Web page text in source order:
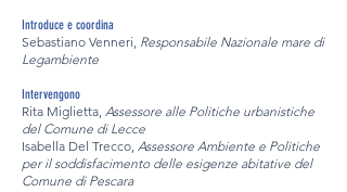
Introduce e coordina
Sebastiano Venneri, Responsabile Nazionale mare di
Legambiente
Intervengono
Rita Miglietta, Assessore alle Politiche urbanistiche
del Comune di Lecce
Isabella Del Trecco, Assessore Ambiente e Politiche
per il soddisfacimento delle esigenze abitative del
Comune di Pescara